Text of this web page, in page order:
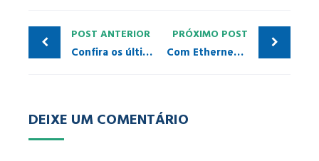
POST ANTERIOR
Confira os últimos treinamentos oferecidos pelo PITC INATEL: capacitações em PROFIBUS e PROFINET
PRÓXIMO POST
Com Ethernet-APL para a automação moderna de processos
DEIXE UM COMENTÁRIO